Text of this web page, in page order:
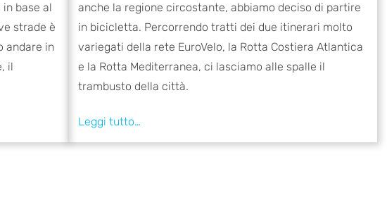
base al
strade è
andare in
il
anche la regione circostante, abbiamo deciso di partire
in bicicletta. Percorrendo tratti dei due itinerari molto
variegati della rete EuroVelo, la Rotta Costiera Atlantica
e la Rotta Mediterranea, ci lasciamo alle spalle il
trambusto della città.